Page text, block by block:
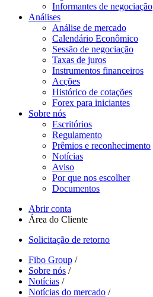
Informantes de negociação
Análises
Análise de mercado
Calendário Econômico
Sessão de negociação
Taxas de juros
Instrumentos financeiros
Acções
Histórico de cotações
Forex para iniciantes
Sobre nós
Escritórios
Regulamento
Prêmios e reconhecimento
Notícias
Aviso
Por que nos escolher
Documentos
Abrir conta
Área do Cliente
Solicitação de retorno
Fibo Group /
Sobre nós /
Notícias /
Notícias do mercado /